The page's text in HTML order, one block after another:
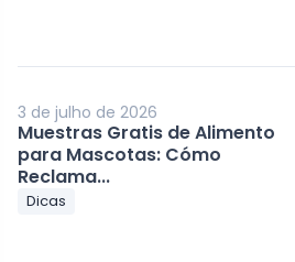
3 de julho de 2026
Muestras Gratis de Alimento
para Mascotas: Cómo
Reclama...
Dicas